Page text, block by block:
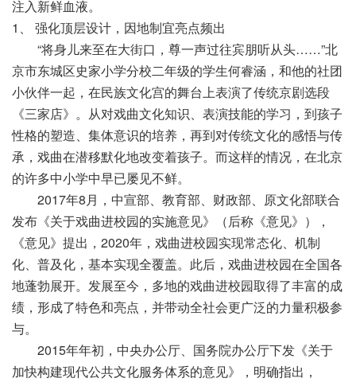
注入新鲜血液。
1、 强化顶层设计，因地制宜亮点频出
“将身儿来至在大街口，尊一声过往宾朋听从头……”北
京市东城区史家小学分校二年级的学生何睿涵，和他的社团
小伙伴一起，在民族文化宫的舞台上表演了传统京剧选段
《三家店》。从对戏曲文化知识、表演技能的学习，到孩子
性格的塑造、集体意识的培养，再到对传统文化的感悟与传
承，戏曲在潜移默化地改变着孩子。而这样的情况，在北京
的许多中小学中早已屡见不鲜。
2017年8月，中宣部、教育部、财政部、原文化部联合
发布《关于戏曲进校园的实施意见》（后称《意见》），
《意见》提出，2020年，戏曲进校园实现常态化、机制
化、普及化，基本实现全覆盖。此后，戏曲进校园在全国各
地蓬勃展开。发展至今，多地的戏曲进校园取得了丰富的成
绩，形成了特色和亮点，并带动全社会更广泛的力量积极参
与。
2015年年初，中央办公厅、国务院办公厅下发《关于
加快构建现代公共文化服务体系的意见》，明确指出，